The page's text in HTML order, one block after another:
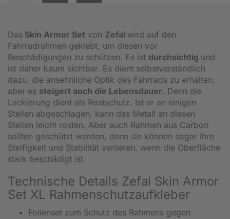
Das Skin Armor Set von Zefal wird auf den
Fahrradrahmen geklebt, um diesen vor
Beschädigungen zu schützen. Es ist durchsichtig und
ist daher kaum sichtbar. Es dient selbstverständlich
dazu, die ansehnliche Optik des Fahrrads zu erhalten,
aber es steigert auch die Lebensdauer. Denn die
Lackierung dient als Rostschutz. Ist er an einigen
Stellen abgeschlagen, kann das Metall an diesen
Stellen leicht rosten. Aber auch Rahmen aus Carbon
sollten geschützt werden, denn sie können sogar ihre
Steifigkeit und Stabilität verlieren, wenn die Oberfläche
stark beschädigt ist.
Technische Details Zefal Skin Armor
Set XL Rahmenschutzaufkleber
Folienset zum Schutz des Rahmens gegen